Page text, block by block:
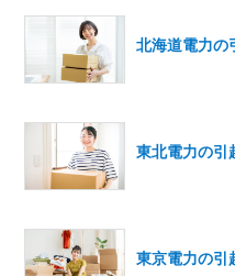
北海道電力の
東北電力の引
東京電力の引